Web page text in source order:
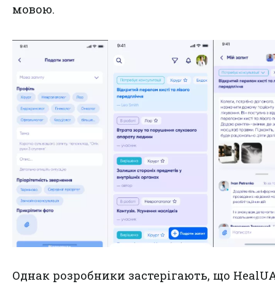
мовою.
Однак розробники застерігають, що